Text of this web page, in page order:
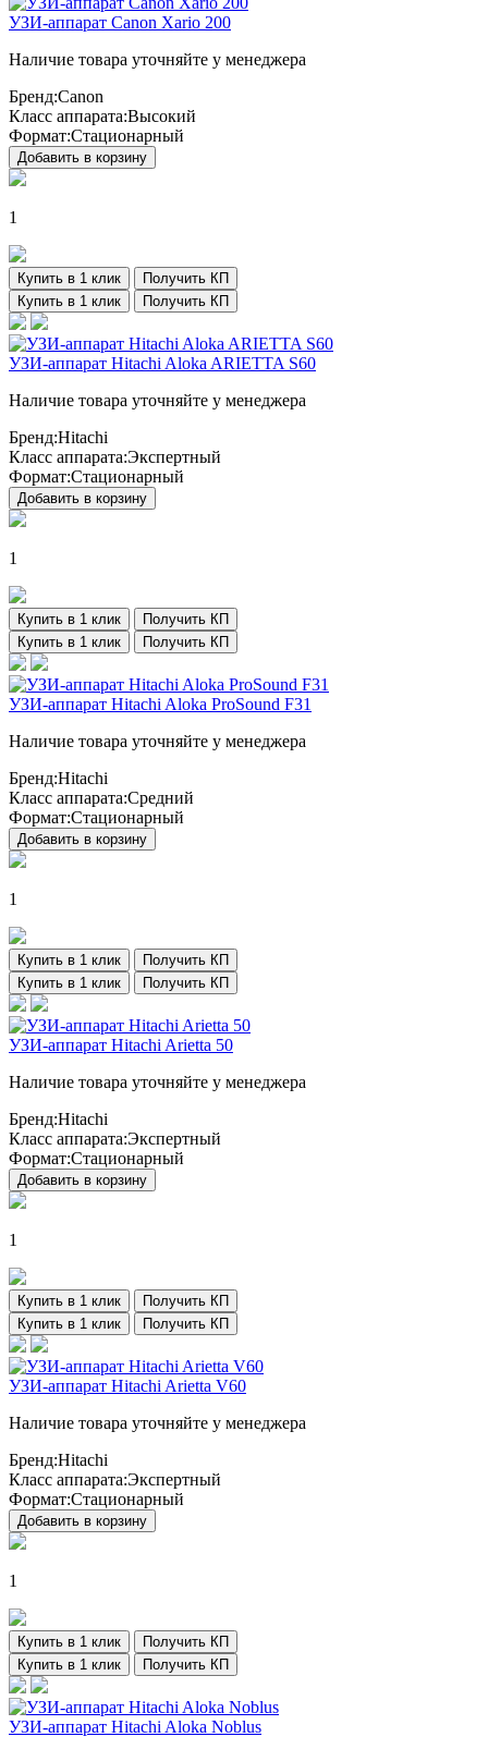
УЗИ-аппарат Canon Xario 200
Наличие товара уточняйте у менеджера
Бренд:Canon
Класс аппарата:Высокий
Формат:Стационарный
Добавить в корзину
1
Купить в 1 клик
Получить КП
Купить в 1 клик
Получить КП
УЗИ-аппарат Hitachi Aloka ARIETTA S60
Наличие товара уточняйте у менеджера
Бренд:Hitachi
Класс аппарата:Экспертный
Формат:Стационарный
Добавить в корзину
1
Купить в 1 клик
Получить КП
Купить в 1 клик
Получить КП
УЗИ-аппарат Hitachi Aloka ProSound F31
Наличие товара уточняйте у менеджера
Бренд:Hitachi
Класс аппарата:Средний
Формат:Стационарный
Добавить в корзину
1
Купить в 1 клик
Получить КП
Купить в 1 клик
Получить КП
УЗИ-аппарат Hitachi Arietta 50
Наличие товара уточняйте у менеджера
Бренд:Hitachi
Класс аппарата:Экспертный
Формат:Стационарный
Добавить в корзину
1
Купить в 1 клик
Получить КП
Купить в 1 клик
Получить КП
УЗИ-аппарат Hitachi Arietta V60
Наличие товара уточняйте у менеджера
Бренд:Hitachi
Класс аппарата:Экспертный
Формат:Стационарный
Добавить в корзину
1
Купить в 1 клик
Получить КП
Купить в 1 клик
Получить КП
УЗИ-аппарат Hitachi Aloka Noblus